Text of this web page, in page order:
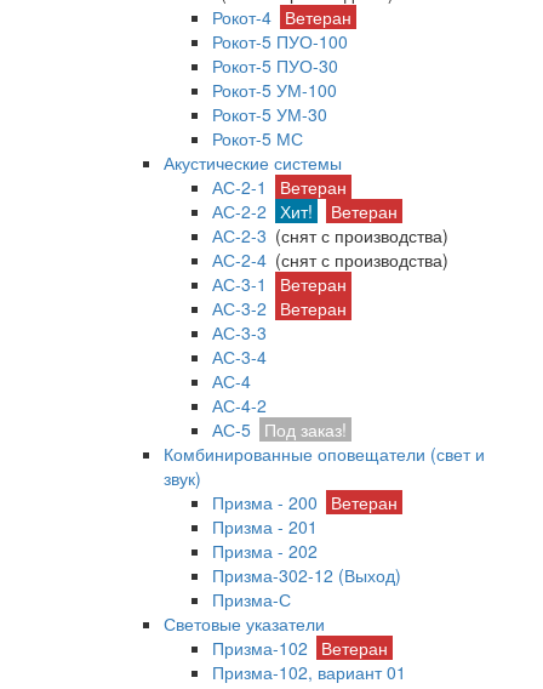
Рокот-4 Ветеран
Рокот-5 ПУО-100
Рокот-5 ПУО-30
Рокот-5 УМ-100
Рокот-5 УМ-30
Рокот-5 МС
Акустические системы
АС-2-1
Ветеран
АС-2-2 Хит!
Ветеран
АС-2-3 (снят с производства)
АС-2-4 (снят с производства)
АС-3-1
Ветеран
АС-3-2
Ветеран
АС-3-3
АС-3-4
АС-4
АС-4-2
АС-5 Под заказ!
Комбинированные оповещатели (свет и
звук)
Призма - 200
Ветеран
Призма - 201
Призма - 202
Призма-302-12 (Выход)
Призма-С
Световые указатели
Призма-102
Ветеран
Призма-102, вариант 01